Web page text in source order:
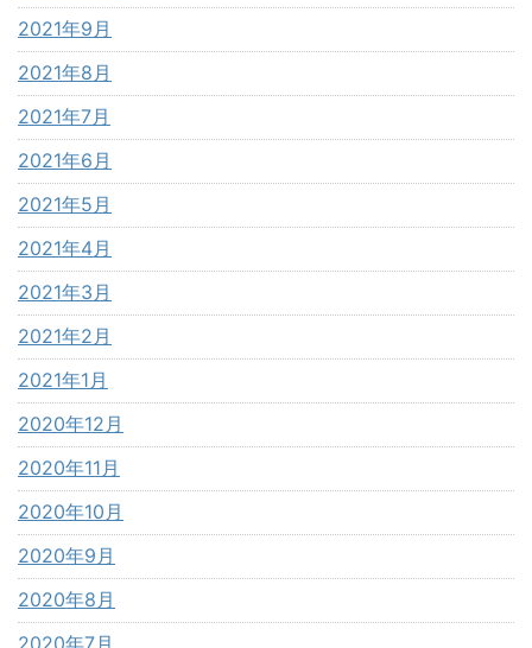
2021年9月
2021年8月
2021年7月
2021年6月
2021年5月
2021年4月
2021年3月
2021年2月
2021年1月
2020年12月
2020年11月
2020年10月
2020年9月
2020年8月
2020年7月